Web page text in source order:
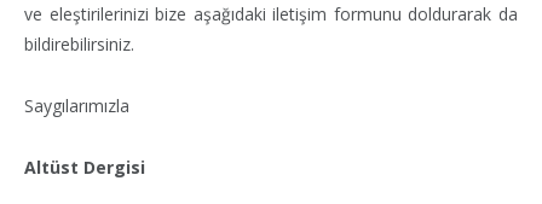
ve eleştirilerinizi bize aşağıdaki iletişim formunu doldurarak da
bildirebilirsiniz.
Saygılarımızla
Altüst Dergisi